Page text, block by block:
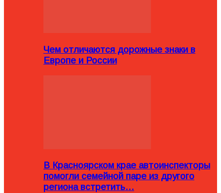
Чем отличаются дорожные знаки в
Европе и России
В Красноярском крае автоинспекторы
помогли семейной паре из другого
региона встретить…